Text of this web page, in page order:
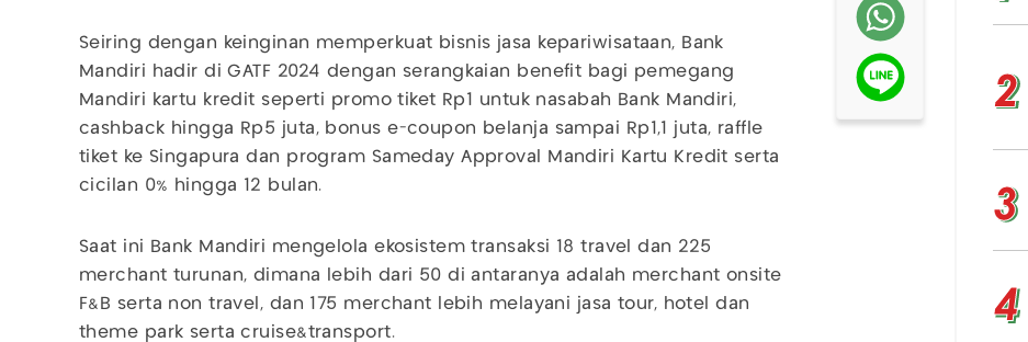
Seiring dengan keinginan memperkuat bisnis jasa kepariwisataan, Bank
Mandiri hadir di GATF 2024 dengan serangkaian benefit bagi pemegang
Mandiri kartu kredit seperti promo tiket Rp1 untuk nasabah Bank Mandiri,
cashback hingga Rp5 juta, bonus e-coupon belanja sampai Rp1,1 juta, raffle
tiket ke Singapura dan program Sameday Approval Mandiri Kartu Kredit serta
cicilan 0% hingga 12 bulan.
Saat ini Bank Mandiri mengelola ekosistem transaksi 18 travel dan 225
merchant turunan, dimana lebih dari 50 di antaranya adalah merchant onsite
F&B serta non travel, dan 175 merchant lebih melayani jasa tour, hotel dan
theme park serta cruise&transport.